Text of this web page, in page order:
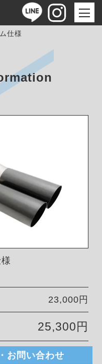
仕様
23,000円
25,300円
お問い合わせ